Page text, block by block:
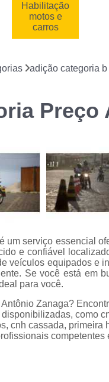
Habilitação
motos e
carros
Reciclagem
de cnh
adição categoria b
Preço
um serviço essencial
e confiável
veículos equipados e
Se você está em
para você.
Zanaga?
como
cnh cassada, primeira